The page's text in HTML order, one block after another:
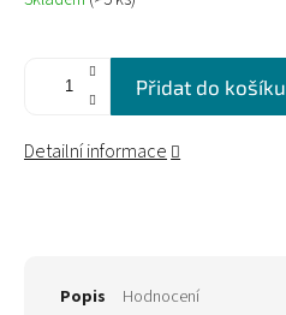
cena:
Přidat do košíku
Detailní informace
Popis Hodnocení